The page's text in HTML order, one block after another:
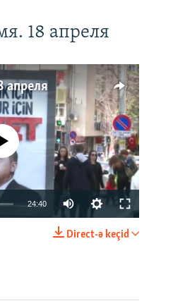
18 апреля
апреля
currently available
24:40
Direct-ə keçid